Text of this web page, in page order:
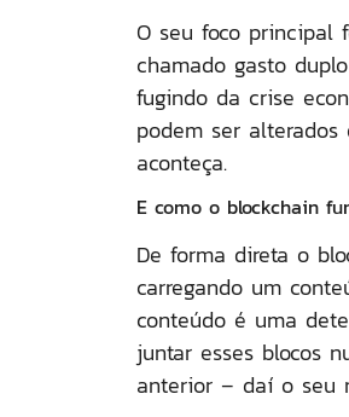
O seu foco principal
chamado gasto
fugindo da crise
podem ser
aconteça.
E como o blockchain
De forma direta o
carregando um
conteúdo é uma
juntar esses blocos
anterior – daí o seu